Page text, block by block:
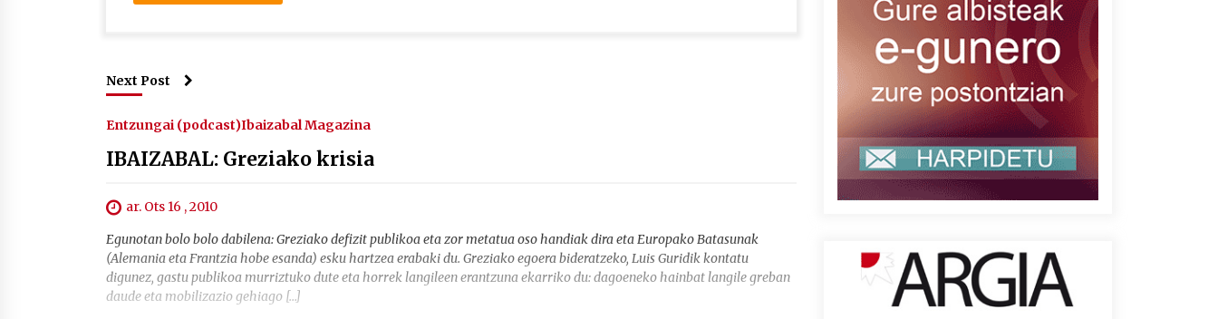
Next Post
Entzungai (podcast)Ibaizabal Magazina
IBAIZABAL: Greziako krisia
ar. Ots 16 , 2010
Egunotan bolo bolo dabilena: Greziako defizit publikoa eta zor metatua oso handiak dira eta Europako Batasunak
(Alemania eta Frantzia hobe esanda) esku hartzea erabaki du. Greziako egoera bideratzeko, Luis Guridik kontatu
digunez, gastu publikoa murriztuko dute eta horrek langileen erantzuna ekarriko du: dagoeneko hainbat langile greban
daude eta mobilizazio gehiago […]